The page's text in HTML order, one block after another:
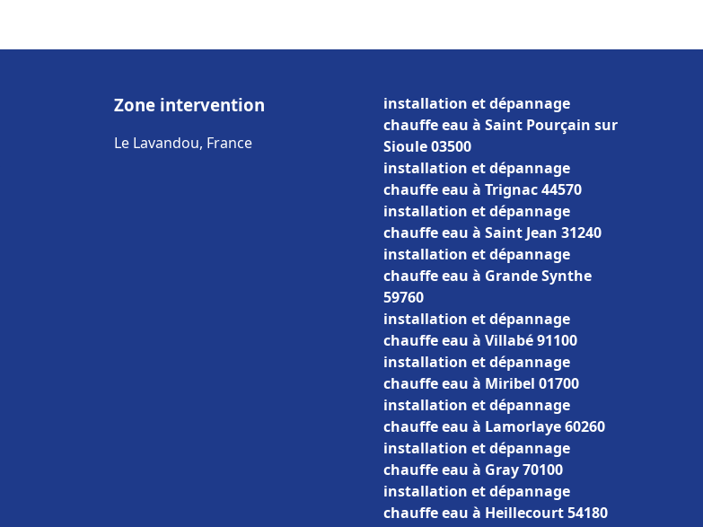
Zone intervention
Le Lavandou, France
installation et dépannage
chauffe eau à Saint Pourçain sur
Sioule 03500
installation et dépannage
chauffe eau à Trignac 44570
installation et dépannage
chauffe eau à Saint Jean 31240
installation et dépannage
chauffe eau à Grande Synthe
59760
installation et dépannage
chauffe eau à Villabé 91100
installation et dépannage
chauffe eau à Miribel 01700
installation et dépannage
chauffe eau à Lamorlaye 60260
installation et dépannage
chauffe eau à Gray 70100
installation et dépannage
chauffe eau à Heillecourt 54180